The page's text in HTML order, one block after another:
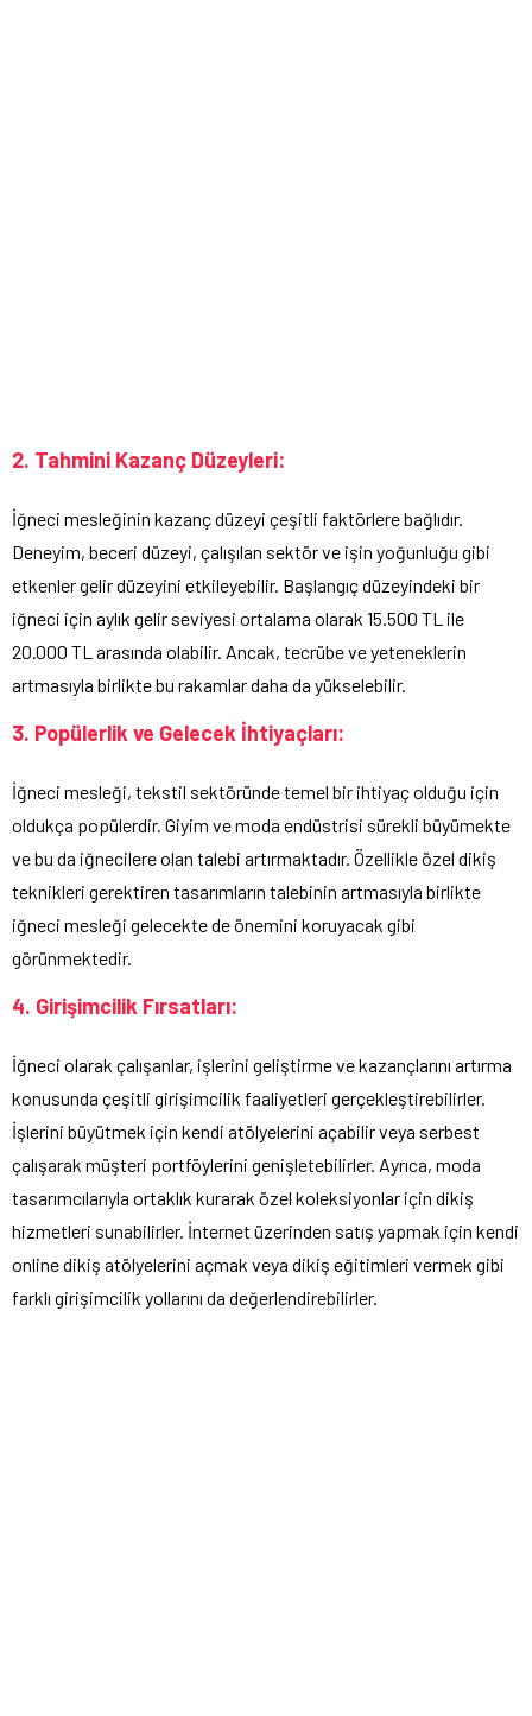
2. Tahmini Kazanç Düzeyleri:
İğneci mesleğinin kazanç düzeyi çeşitli faktörlere bağlıdır.
Deneyim, beceri düzeyi, çalışılan sektör ve işin yoğunluğu gibi
etkenler gelir düzeyini etkileyebilir. Başlangıç düzeyindeki bir
iğneci için aylık gelir seviyesi ortalama olarak 15.500 TL ile
20.000 TL arasında olabilir. Ancak, tecrübe ve yeteneklerin
artmasıyla birlikte bu rakamlar daha da yükselebilir.
3. Popülerlik ve Gelecek İhtiyaçları:
İğneci mesleği, tekstil sektöründe temel bir ihtiyaç olduğu için
oldukça popülerdir. Giyim ve moda endüstrisi sürekli büyümekte
ve bu da iğnecilere olan talebi artırmaktadır. Özellikle özel dikiş
teknikleri gerektiren tasarımların talebinin artmasıyla birlikte
iğneci mesleği gelecekte de önemini koruyacak gibi
görünmektedir.
4. Girişimcilik Fırsatları:
İğneci olarak çalışanlar, işlerini geliştirme ve kazançlarını artırma
konusunda çeşitli girişimcilik faaliyetleri gerçekleştirebilirler.
İşlerini büyütmek için kendi atölyelerini açabilir veya serbest
çalışarak müşteri portföylerini genişletebilirler. Ayrıca, moda
tasarımcılarıyla ortaklık kurarak özel koleksiyonlar için dikiş
hizmetleri sunabilirler. İnternet üzerinden satış yapmak için kendi
online dikiş atölyelerini açmak veya dikiş eğitimleri vermek gibi
farklı girişimcilik yollarını da değerlendirebilirler.